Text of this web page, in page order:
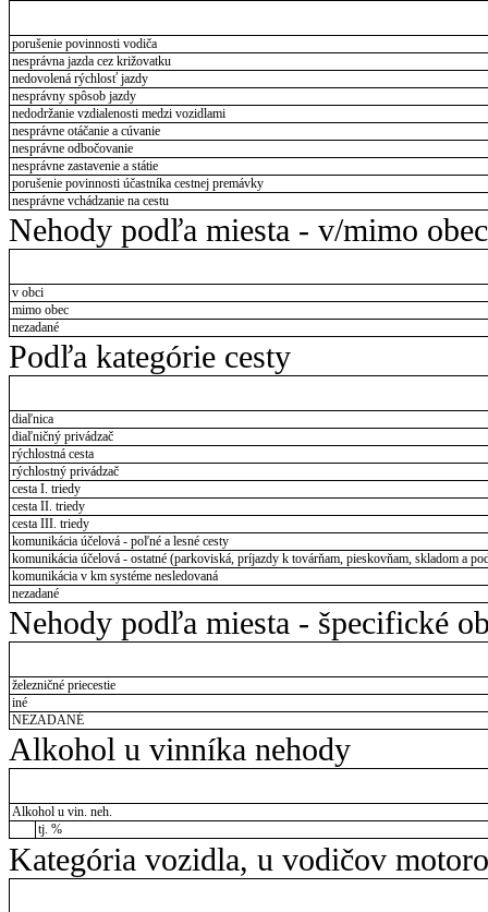
porušenie povinnosti vodiča
nesprávna jazda cez križovatku
nedovolená rýchlosť jazdy
nesprávny spôsob jazdy
nedodržanie vzdialenosti medzi vozidlami
nesprávne otáčanie a cúvanie
nesprávne odbočovanie
nesprávne zastavenie a státie
porušenie povinnosti účastníka cestnej premávky
nesprávne vchádzanie na cestu
Nehody podľa miesta - v/mimo obec
v obci
mimo obec
nezadané
Podľa kategórie cesty
diaľnica
diaľničný privádzač
rýchlostná cesta
rýchlostný privádzač
cesta I. triedy
cesta II. triedy
cesta III. triedy
komunikácia účelová - poľné a lesné cesty
komunikácia účelová - ostatné (parkoviská, príjazdy k továrňam, pieskovňam, skladom a
komunikácia v km systéme nesledovaná
nezadané
Nehody podľa miesta - špecifické
železničné priecestie
iné
NEZADANÉ
Alkohol u vinníka nehody
Alkohol u vin. neh.
tj. %
Kategória vozidla, u vodičov